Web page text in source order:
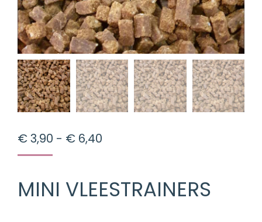
€3,90 - € 6,40
€ 6,40
MINI VLEESTRAINERS